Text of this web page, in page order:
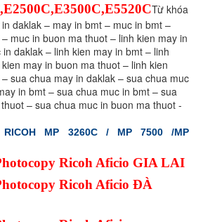
Từ khóa
daklak – may in bmt – muc in bmt –
muc in buon ma thuot – linh kien may in
daklak – linh kien may in bmt – linh
may in buon ma thuot – linh kien
sua chua may in daklak – sua chua muc
in bmt – sua chua muc in bmt – sua
– sua chua muc in buon ma thuot -
RICOH MP 3260C / MP 7500 /MP
Ricoh Aficio GIA LAI
Ricoh Aficio ĐÀ